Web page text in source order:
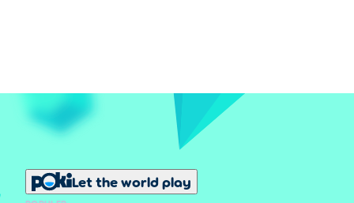
Let the world play